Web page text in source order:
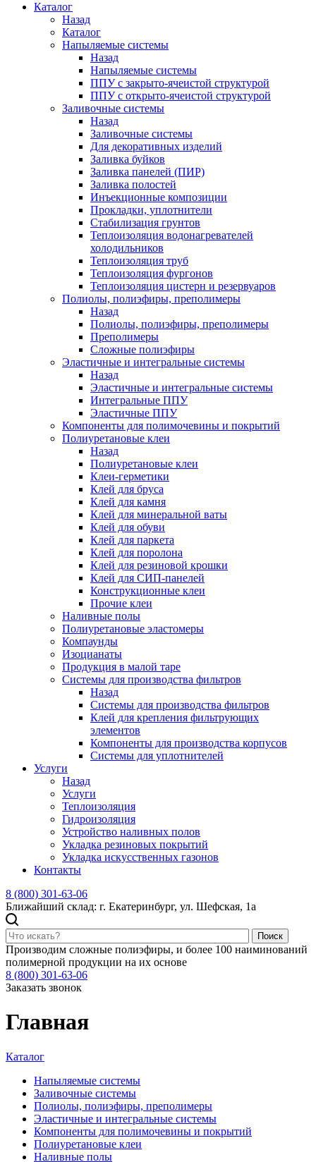
Каталог
Назад
Каталог
Напыляемые системы
Назад
Напыляемые системы
ППУ с закрыто-ячеистой структурой
ППУ с открыто-ячеистой структурой
Заливочные системы
Назад
Заливочные системы
Для декоративных изделий
Заливка буйков
Заливка панелей (ПИР)
Заливка полостей
Инъекционные композиции
Прокладки, уплотнители
Стабилизация грунтов
Теплоизоляция водонагревателей
холодильников
Теплоизоляция труб
Теплоизоляция фургонов
Теплоизоляция цистерн и резервуаров
Полиолы, полиэфиры, преполимеры
Назад
Полиолы, полиэфиры, преполимеры
Преполимеры
Сложные полиэфиры
Эластичные и интегральные системы
Назад
Эластичные и интегральные системы
Интегральные ППУ
Эластичные ППУ
Компоненты для полимочевины и покрытий
Полиуретановые клеи
Назад
Полиуретановые клеи
Клеи-герметики
Клей для бруса
Клей для камня
Клей для минеральной ваты
Клей для обуви
Клей для паркета
Клей для поролона
Клей для резиновой крошки
Клей для СИП-панелей
Конструкционные клеи
Прочие клеи
Наливные полы
Полиуретановые эластомеры
Компаунды
Изоцианаты
Продукция в малой таре
Системы для производства фильтров
Назад
Системы для производства фильтров
Клей для крепления фильтрующих
элементов
Компоненты для производства корпусов
Системы для уплотнителей
Услуги
Назад
Услуги
Теплоизоляция
Гидроизоляция
Устройство наливных полов
Укладка резиновых покрытий
Укладка искусственных газонов
Контакты
8 (800) 301-63-06
Ближайший склад: г. Екатеринбург, ул. Шефская, 1а
Поиск
Производим сложные полиэфиры, и более 100 наиминований
полимерной продукции на их основе
8 (800) 301-63-06
Заказать звонок
Главная
Каталог
Напыляемые системы
Заливочные системы
Полиолы, полиэфиры, преполимеры
Эластичные и интегральные системы
Компоненты для полимочевины и покрытий
Полиуретановые клеи
Наливные полы